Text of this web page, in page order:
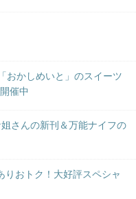
おかしめいと」のスイーツ
催中
さんの新刊＆万能ナイフの
りおトク！大好評スペシャ